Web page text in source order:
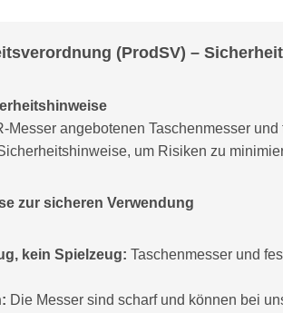
(ProdSV) –
Messer angebotenen Taschenmesser
um Risiken zu
zur sicheren Verwendung
kein Spielzeug: Taschenmesser und
Die Messer sind scharf und können bei